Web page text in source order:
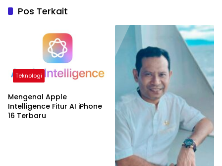
Pos Terkait
Teknologi
Mengenal Apple
Intelligence Fitur AI iPhone
16 Terbaru